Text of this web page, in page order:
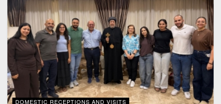
DOMESTIC RECEPTIONS AND VISITS